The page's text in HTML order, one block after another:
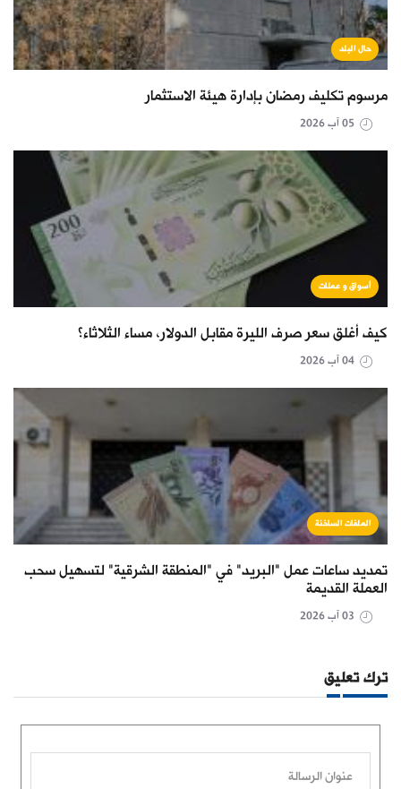
حال البلد
مرسوم تكليف رمضان بإدارة هيئة الاستثمار
أسواق و عملات
كيف أغلق سعر صرف الليرة مقابل الدولار، مساء الثلاثاء؟
الملفات الساخنة
تمديد ساعات عمل "البريد" في "المنطقة الشرقية" لتسهيل سحب
العملة القديمة
ترك تعليق
عنوان الرسالة